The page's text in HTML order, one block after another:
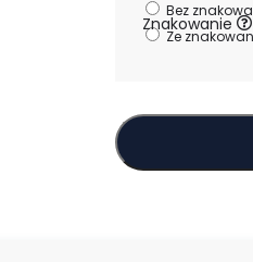
Znakowanie
Bez
Ze